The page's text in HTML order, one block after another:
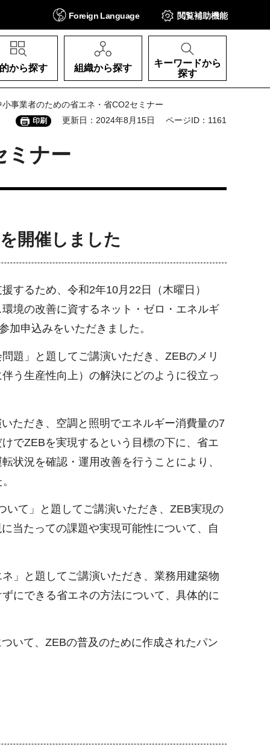
Foreign Language 閲覧補助機能
から探す 組織から探す
キーワードから
探す
事業者のための省エネ・省CO2セミナー
印刷 更新日：2024年8月15日 ページID：1161
ミナー
開催しました
するため、令和2年10月22日（木曜日）
境の改善に資するネット・ゼロ・エネルギ
申込みをいただきました。
題」と題してご講演いただき、ZEBのメリ
う生産性向上）の解決にどのように役立っ
ただき、空調と照明でエネルギー消費量の7
でZEBを実現するという目標の下に、省エ
状況を確認・運用改善を行うことにより、
いて」と題してご講演いただき、ZEB実現の
当たっての課題や実現可能性について、自
」と題してご講演いただき、業務用建築物
にできる省エネの方法について、具体的に
いて、ZEBの普及のために作成されたパン